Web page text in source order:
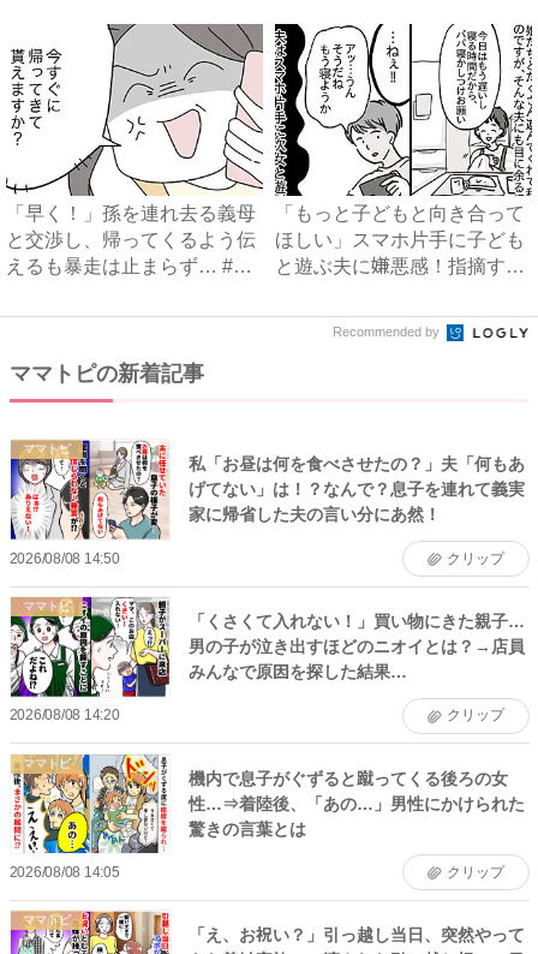
「早く！」孫を連れ去る義母
と交渉し、帰ってくるよう伝
えるも暴走は止まらず… #
「もっと子どもと向き合って
ほしい」スマホ片手に子ども
と遊ぶ夫に嫌悪感！指摘する
Recommended by
ママトピの新着記事
ママトピ
私「お昼は何を食べさせたの？」夫「何もあ
げてない」は！？なんで？息子を連れて義実
家に帰省した夫の言い分にあ然！
2026/08/08 14:50 クリップ
ママトピ
「くさくて入れない！」買い物にきた親子…
男の子が泣き出すほどのニオイとは？→店員
みんなで原因を探した結果…
2026/08/08 14:20 クリップ
ママトピ
機内で息子がぐずると蹴ってくる後ろの女
性…⇒着陸後、「あの…」男性にかけられた
驚きの言葉とは
2026/08/08 14:05 クリップ
ママトピ
「え、お祝い？」引っ越し当日、突然やって